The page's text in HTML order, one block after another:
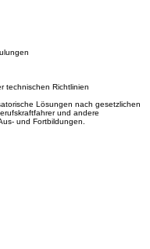
technischen Richtlinien
Lösungen nach gesetzlichen
und andere
und Fortbildungen.